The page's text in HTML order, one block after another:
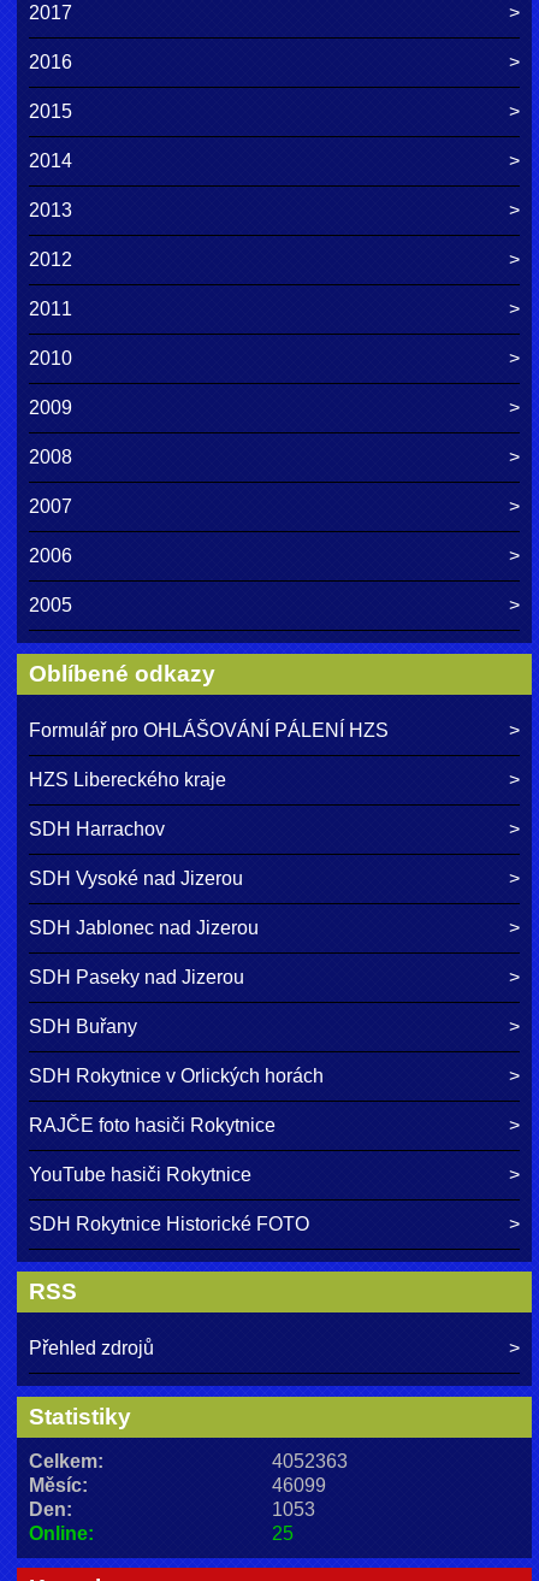
2017
2016
2015
2014
2013
2012
2011
2010
2009
2008
2007
2006
2005
Oblíbené odkazy
Formulář pro OHLÁŠOVÁNÍ PÁLENÍ HZS
HZS Libereckého kraje
SDH Harrachov
SDH Vysoké nad Jizerou
SDH Jablonec nad Jizerou
SDH Paseky nad Jizerou
SDH Buřany
SDH Rokytnice v Orlických horách
RAJČE foto hasiči Rokytnice
YouTube hasiči Rokytnice
SDH Rokytnice Historické FOTO
RSS
Přehled zdrojů
Statistiky
Online: 25
Celkem:
4052363
Měsíc:
46099
Den:
1053